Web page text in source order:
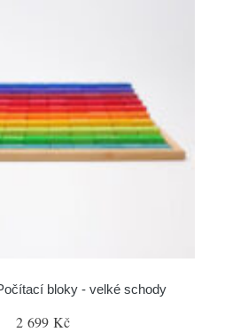
bloky - velké schody
2 699 Kč